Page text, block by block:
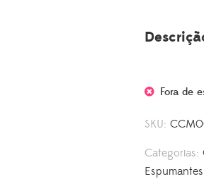
Fora de
SKU:
Categorias:
Espumantes